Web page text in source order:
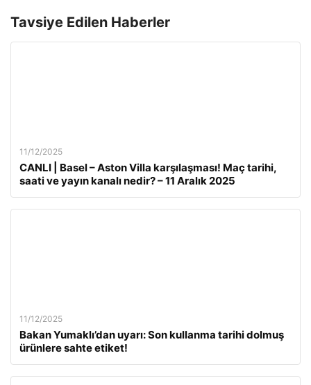
Tavsiye Edilen Haberler
11/12/2025
CANLI | Basel – Aston Villa karşılaşması! Maç tarihi,
saati ve yayın kanalı nedir? – 11 Aralık 2025
11/12/2025
Bakan Yumaklı’dan uyarı: Son kullanma tarihi dolmuş
ürünlere sahte etiket!